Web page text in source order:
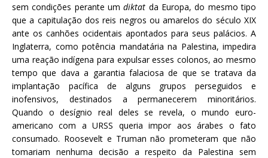
sem condições perante umdiktat da Europa, do mesmo tipo
que a capitulação dos reis negros ou amarelos do século XIX
ante os canhões ocidentais apontados para seus palácios. A
Inglaterra, como potência mandatária na Palestina, impedira
uma reação indígena para expulsar esses colonos, ao mesmo
tempo que dava a garantia falaciosa de que se tratava da
implantação pacífica de alguns grupos perseguidos e
inofensivos, destinados a permanecerem minoritários.
Quando o desígnio real deles se revela, o mundo euro-
americano com a URSS queria impor aos árabes o fato
consumado. Roosevelt e Truman não prometeram que não
tomariam nenhuma decisão a respeito da Palestina sem